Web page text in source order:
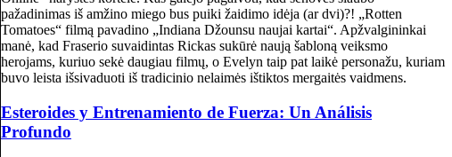
pažadinimas iš amžino miego bus puiki žaidimo idėja (ar dvi)?! „Rotten
Tomatoes“ filmą pavadino „Indiana Džounsu naujai kartai“. Apžvalgininkai
manė, kad Fraserio suvaidintas Rickas sukūrė naują šabloną veiksmo
herojams, kuriuo sekė daugiau filmų, o Evelyn taip pat laikė personažu, kuriam
buvo leista išsivaduoti iš tradicinio nelaimės ištiktos mergaitės vaidmens.
Esteroides y Entrenamiento de Fuerza: Un Análisis
Profundo